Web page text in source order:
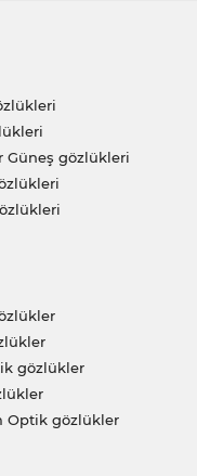
Güneş gözlükleri
gözlükler
Optik gözlükler